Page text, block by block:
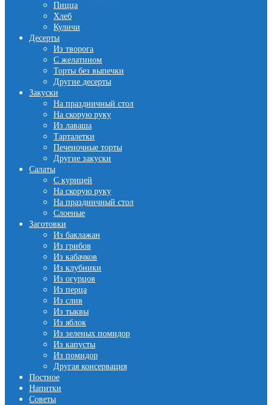
Пицца
Хлеб
Куличи
Десерты
Из творога
С желатином
Торты без выпечки
Другие десерты
Закуски
На праздничный стол
На скорую руку
Из лаваша
Тарталетки
Печеночные торты
Другие закуски
Салаты
С курицей
На скорую руку
На праздничный стол
Слоеные
Заготовки
Из баклажан
Из грибов
Из кабачков
Из клубники
Из огурцов
Из перца
Из слив
Из тыквы
Из яблок
Из зеленых помидор
Из капусты
Из помидор
Другая консервация
Постное
Напитки
Советы